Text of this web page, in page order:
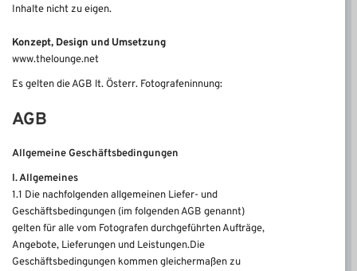
Inhalte nicht zu eigen.
Konzept, Design und Umsetzung
www.thelounge.net
Es gelten die AGB lt. Österr. Fotografeninnung:
AGB
Allgemeine Geschäftsbedingungen
I. Allgemeines
1.1 Die nachfolgenden allgemeinen Liefer- und
Geschäftsbedingungen (im folgenden AGB genannt)
gelten für alle vom Fotografen durchgeführten Aufträge,
Angebote, Lieferungen und Leistungen.Die
Geschäftsbedingungen kommen gleichermaßen zu